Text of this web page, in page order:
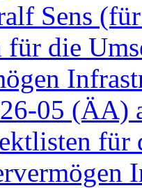
Sens
die
05 (ÄA)
für